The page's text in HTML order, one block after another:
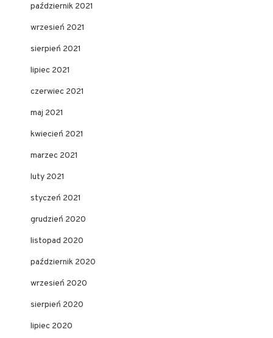
październik 2021
wrzesień 2021
sierpień 2021
lipiec 2021
czerwiec 2021
maj 2021
kwiecień 2021
marzec 2021
luty 2021
styczeń 2021
grudzień 2020
listopad 2020
październik 2020
wrzesień 2020
sierpień 2020
lipiec 2020